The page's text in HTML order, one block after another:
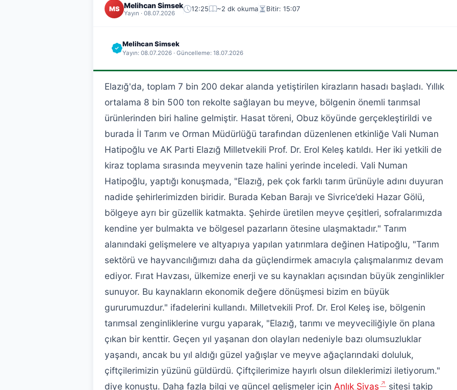
MS Melihcan Simsek
Yayın · 08.07.2026
12:25 ~2 dk okuma Bitir: 15:07
Melihcan Simsek
Yayın: 08.07.2026 · Güncelleme: 18.07.2026
Elazığ'da, toplam 7 bin 200 dekar alanda yetiştirilen kirazların hasadı başladı. Yıllık
ortalama 8 bin 500 ton rekolte sağlayan bu meyve, bölgenin önemli tarımsal
ürünlerinden biri haline gelmiştir. Hasat töreni, Obuz köyünde gerçekleştirildi ve
burada İl Tarım ve Orman Müdürlüğü tarafından düzenlenen etkinliğe Vali Numan
Hatipoğlu ve AK Parti Elazığ Milletvekili Prof. Dr. Erol Keleş katıldı. Her iki yetkili de
kiraz toplama sırasında meyvenin taze halini yerinde inceledi. Vali Numan
Hatipoğlu, yaptığı konuşmada, "Elazığ, pek çok farklı tarım ürünüyle adını duyuran
nadide şehirlerimizden biridir. Burada Keban Barajı ve Sivrice’deki Hazar Gölü,
bölgeye ayrı bir güzellik katmakta. Şehirde üretilen meyve çeşitleri, sofralarımızda
kendine yer bulmakta ve bölgesel pazarların ötesine ulaşmaktadır." Tarım
alanındaki gelişmelere ve altyapıya yapılan yatırımlara değinen Hatipoğlu, "Tarım
sektörü ve hayvancılığımızı daha da güçlendirmek amacıyla çalışmalarımız devam
ediyor. Fırat Havzası, ülkemize enerji ve su kaynakları açısından büyük zenginlikler
sunuyor. Bu kaynakların ekonomik değere dönüşmesi bizim en büyük
gururumuzdur." ifadelerini kullandı. Milletvekili Prof. Dr. Erol Keleş ise, bölgenin
tarımsal zenginliklerine vurgu yaparak, "Elazığ, tarımı ve meyveciliğiyle ön plana
çıkan bir kenttir. Geçen yıl yaşanan don olayları nedeniyle bazı olumsuzluklar
yaşandı, ancak bu yıl aldığı güzel yağışlar ve meyve ağaçlarındaki doluluk,
çiftçilerimizin yüzünü güldürdü. Çiftçilerimize hayırlı olsun dileklerimizi iletiyorum."
diye konuştu. Daha fazla bilgi ve güncel gelişmeler için Anlık Sivas
sitesi takip